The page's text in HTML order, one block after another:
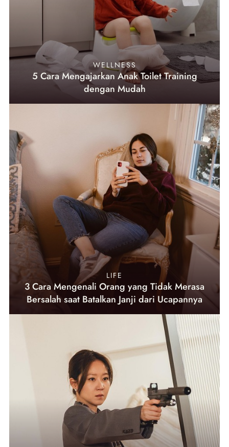
WELLNESS
5 Cara Mengajarkan Anak Toilet Training
dengan Mudah
LIFE
3 Cara Mengenali Orang yang Tidak Merasa
Bersalah saat Batalkan Janji dari Ucapannya